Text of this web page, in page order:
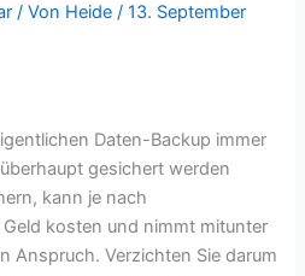
/ Von Heide/13. September
Daten-Backup immer
überhaupt gesichert werden
kann je nach
kosten und nimmt mitunter
Anspruch. Verzichten Sie darum